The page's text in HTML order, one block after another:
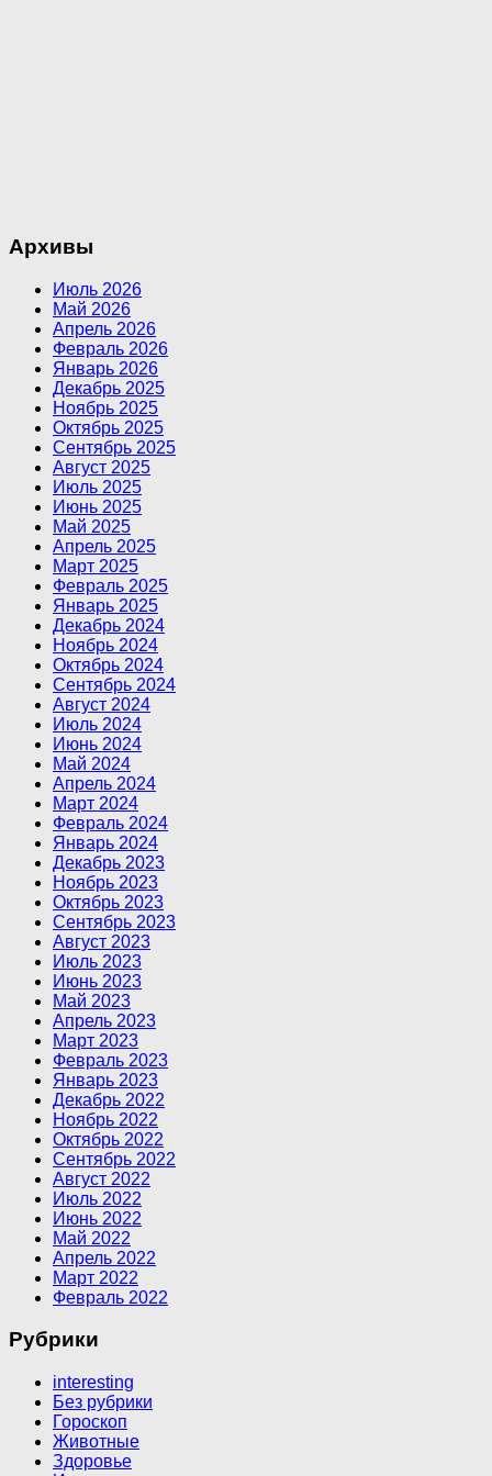
Архивы
Июль 2026
Май 2026
Апрель 2026
Февраль 2026
Январь 2026
Декабрь 2025
Ноябрь 2025
Октябрь 2025
Сентябрь 2025
Август 2025
Июль 2025
Июнь 2025
Май 2025
Апрель 2025
Март 2025
Февраль 2025
Январь 2025
Декабрь 2024
Ноябрь 2024
Октябрь 2024
Сентябрь 2024
Август 2024
Июль 2024
Июнь 2024
Май 2024
Апрель 2024
Март 2024
Февраль 2024
Январь 2024
Декабрь 2023
Ноябрь 2023
Октябрь 2023
Сентябрь 2023
Август 2023
Июль 2023
Июнь 2023
Май 2023
Апрель 2023
Март 2023
Февраль 2023
Январь 2023
Декабрь 2022
Ноябрь 2022
Октябрь 2022
Сентябрь 2022
Август 2022
Июль 2022
Июнь 2022
Май 2022
Апрель 2022
Март 2022
Февраль 2022
Рубрики
interesting
Без рубрики
Гороскоп
Животные
Здоровье